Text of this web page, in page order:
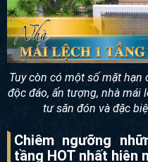
Tuy còn có một số mặt
độc đáo, ấn tượng, nhà mái
tư săn đón và đặc
Chiêm ngưỡng
tầng HOT nhất hiện